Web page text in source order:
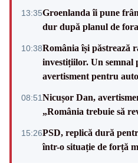
13:35Groenlanda îi pune
dur după planul de
10:38România își păstrează
investițiilor. Un semnal
avertisment pentru
08:51Nicușor Dan,
„România trebuie să
15:26PSD, replică dură
într-o situație de forță